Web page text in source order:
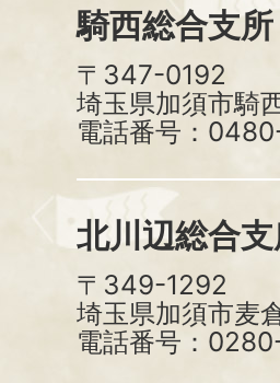
騎西総合支所
〒347-0192
埼玉県加須市騎
電話番号：
北川辺総合
〒349-1292
埼玉県加須市麦
電話番号：